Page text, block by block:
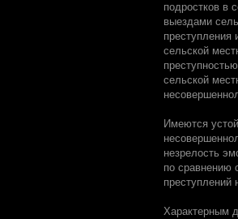
подростков в
выездами
преступления
сельской
сельской
Имеются
незрелость
по сравнению
преступлений
Характерным